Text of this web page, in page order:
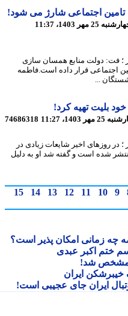
اجتماعی شارژ می شود!
دولت منابع همسان سازی
قرار داده است.فاطمه
...
تهیه کرد!
74686318
اخیر شایعات زیادی در
شده است و گفته شد او به دلیل
10
11
12
13
14
15
زمانی امکان پذیر است؟
اکبر عبدی
شد!
ایران
ایران جای عجیبی است!